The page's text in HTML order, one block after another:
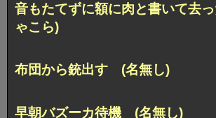
音もたてずに額に肉と書いて去
ゃこら)
布団から銃出す (名無し)
早朝バズーカ待機 (名無し)